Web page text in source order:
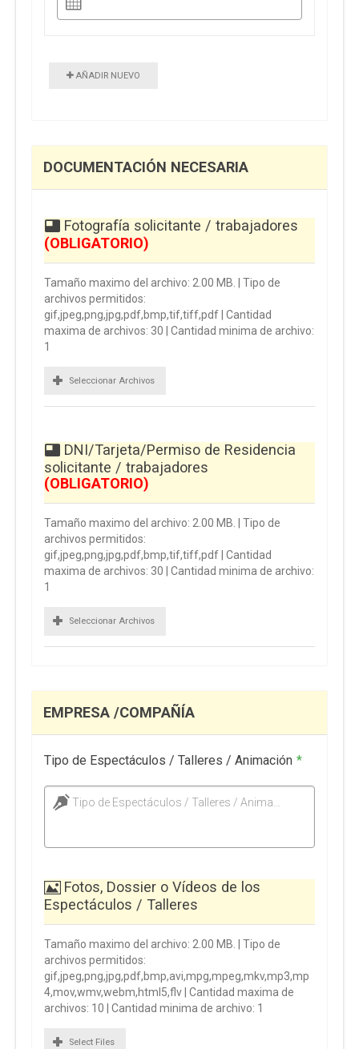
AÑADIR NUEVO
DOCUMENTACIÓN NECESARIA
Fotografía solicitante / trabajadores
(OBLIGATORIO)
Tamaño maximo del archivo: 2.00 MB. | Tipo de
archivos permitidos:
gif,jpeg,png,jpg,pdf,bmp,tif,tiff,pdf | Cantidad
maxima de archivos: 30 | Cantidad minima de archivo:
1
Seleccionar Archivos
DNI/Tarjeta/Permiso de Residencia
solicitante / trabajadores
(OBLIGATORIO)
Tamaño maximo del archivo: 2.00 MB. | Tipo de
archivos permitidos:
gif,jpeg,png,jpg,pdf,bmp,tif,tiff,pdf | Cantidad
maxima de archivos: 30 | Cantidad minima de archivo:
1
Seleccionar Archivos
EMPRESA /COMPAÑÍA
Tipo de Espectáculos / Talleres / Animación *
Tipo de Espectáculos / Talleres / Animación
Fotos, Dossier o Vídeos de los
Espectáculos / Talleres
Tamaño maximo del archivo: 2.00 MB. | Tipo de
archivos permitidos:
gif,jpeg,png,jpg,pdf,bmp,avi,mpg,mpeg,mkv,mp3,mp
4,mov,wmv,webm,html5,flv | Cantidad maxima de
archivos: 10 | Cantidad minima de archivo: 1
Select Files